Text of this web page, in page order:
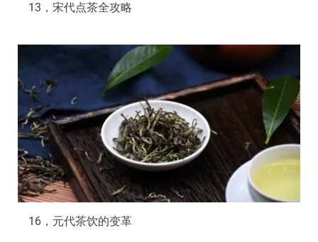
13，宋代点茶全攻略
16，元代茶饮的变革